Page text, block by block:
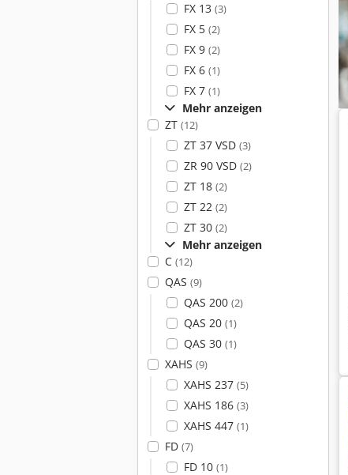
FX 13 (3)
FX 5 (2)
FX 9 (2)
FX 6 (1)
FX 7 (1)
Mehr anzeigen
ZT (12)
ZT 37 VSD (3)
ZR 90 VSD (2)
ZT 18 (2)
ZT 22 (2)
ZT 30 (2)
Mehr anzeigen
C (12)
QAS (9)
QAS 200 (2)
QAS 20 (1)
QAS 30 (1)
XAHS (9)
XAHS 237 (5)
XAHS 186 (3)
XAHS 447 (1)
FD (7)
FD 10 (1)